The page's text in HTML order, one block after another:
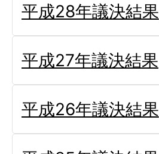
平成28年議決結果
平成27年議決結果
平成26年議決結果